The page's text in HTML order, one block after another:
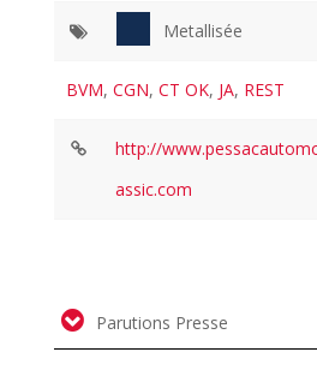
Metallisée
BVM,CGN,CT OK, JA, REST
http://
assic.com
Parutions Presse